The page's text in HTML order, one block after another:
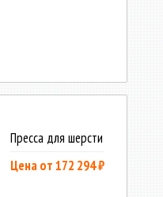
Пресса для шерсти
Цена от 172 294 ₽